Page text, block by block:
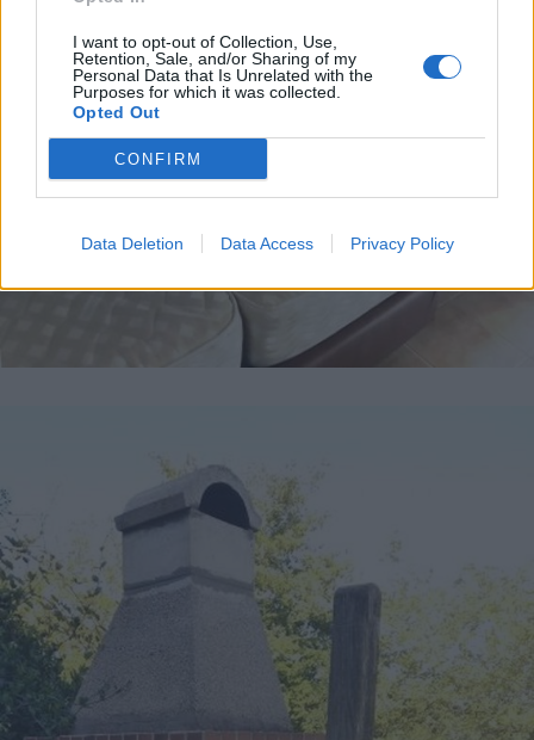
I want to opt-out of Collection, Use,
Retention, Sale, and/or Sharing of my
Personal Data that Is Unrelated with the
Purposes for which it was collected.
Opted Out
CONFIRM
Data Deletion Data Access Privacy Policy